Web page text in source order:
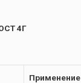
4Г
Применение